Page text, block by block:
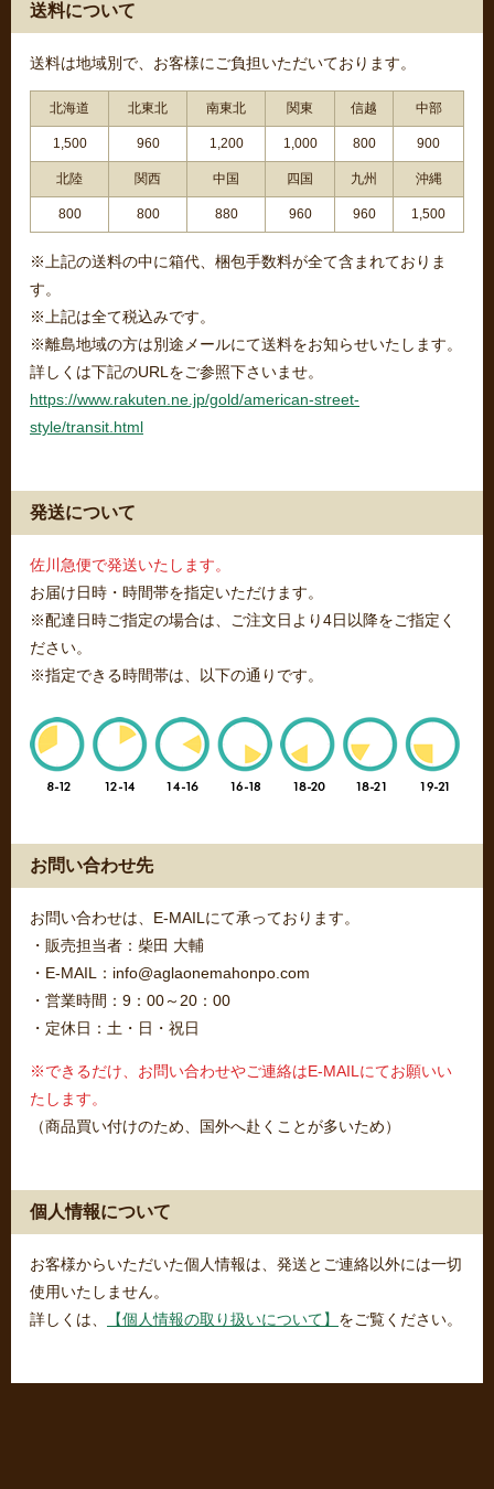
送料について
送料は地域別で、お客様にご負担いただいております。
北海道 北東北 南東北 関東 信越 中部
1,500 960 1,200 1,000 800 900
北陸 関西 中国 四国 九州 沖縄
800 800 880 960 960 1,500
※上記の送料の中に箱代、梱包手数料が全て含まれておりま
す。
※上記は全て税込みです。
※離島地域の方は別途メールにて送料をお知らせいたします。
詳しくは下記のURLをご参照下さいませ。
https://www.rakuten.ne.jp/gold/american-street-
style/transit.html
発送について
佐川急便で発送いたします。
お届け日時・時間帯を指定いただけます。
※配達日時ご指定の場合は、ご注文日より4日以降をご指定く
ださい。
※指定できる時間帯は、以下の通りです。
お問い合わせ先
お問い合わせは、E-MAILにて承っております。
・販売担当者：柴田 大輔
・E-MAIL：info@aglaonemahonpo.com
・営業時間：9：00～20：00
・定休日：土・日・祝日
※できるだけ、お問い合わせやご連絡はE-MAILにてお願いい
たします。
（商品買い付けのため、国外へ赴くことが多いため）
個人情報について
お客様からいただいた個人情報は、発送とご連絡以外には一切
使用いたしません。
詳しくは、
【個人情報の取り扱いについて】 をご覧ください。